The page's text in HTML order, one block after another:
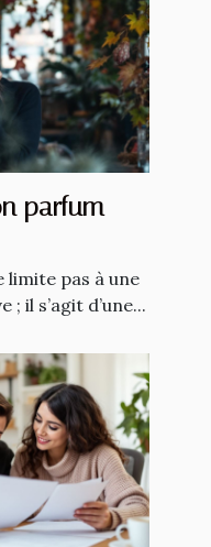
parfum
limite pas à une
il s’agit d’une...